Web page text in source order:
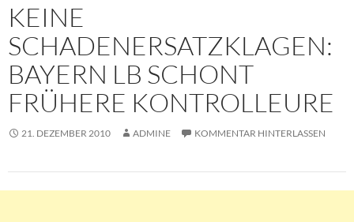
KEINE
SCHADENERSATZKLAGEN:
BAYERN LB SCHONT
FRÜHERE KONTROLLEURE
21. DEZEMBER 2010 ADMINE KOMMENTAR HINTERLASSEN